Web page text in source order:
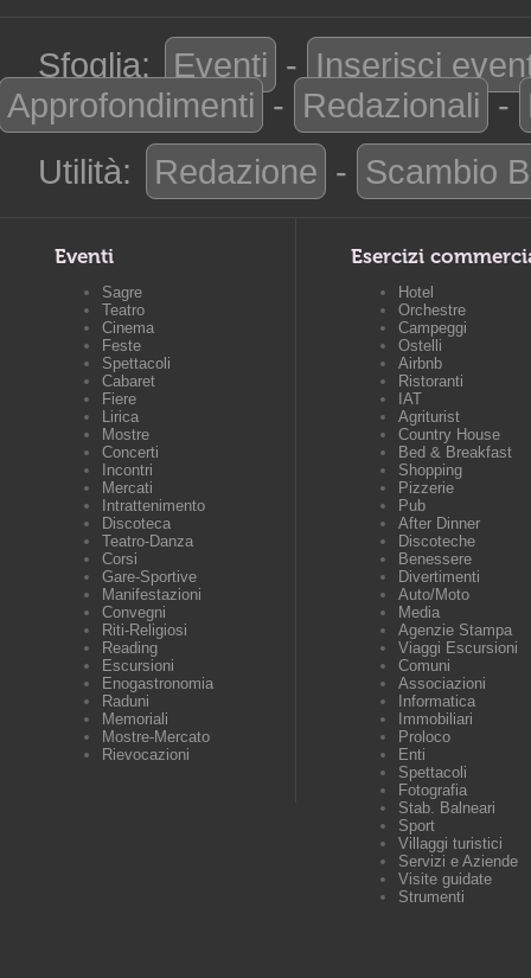
Sfoglia: Eventi - Inserisci
Approfondimenti - Redazionali -
Utilità:
Redazione - Scambio
Eventi
Sagre
Teatro
Cinema
Feste
Spettacoli
Cabaret
Fiere
Lirica
Mostre
Concerti
Incontri
Mercati
Intrattenimento
Discoteca
Teatro-Danza
Corsi
Gare-Sportive
Manifestazioni
Convegni
Riti-Religiosi
Reading
Escursioni
Enogastronomia
Raduni
Memoriali
Mostre-Mercato
Rievocazioni
Esercizi
Hotel
Orchestre
Campeggi
Ostelli
Airbnb
Ristoranti
IAT
Agriturist
Country House
Bed & Breakfast
Shopping
Pizzerie
Pub
After Dinner
Discoteche
Benessere
Divertimenti
Auto/Moto
Media
Agenzie Stampa
Viaggi Escursioni
Comuni
Associazioni
Informatica
Immobiliari
Proloco
Enti
Spettacoli
Fotografia
Stab. Balneari
Sport
Villaggi turistici
Servizi e Aziende
Visite guidate
Strumenti